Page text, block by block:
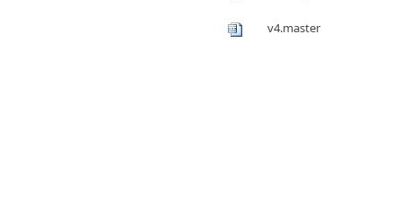
v4.master